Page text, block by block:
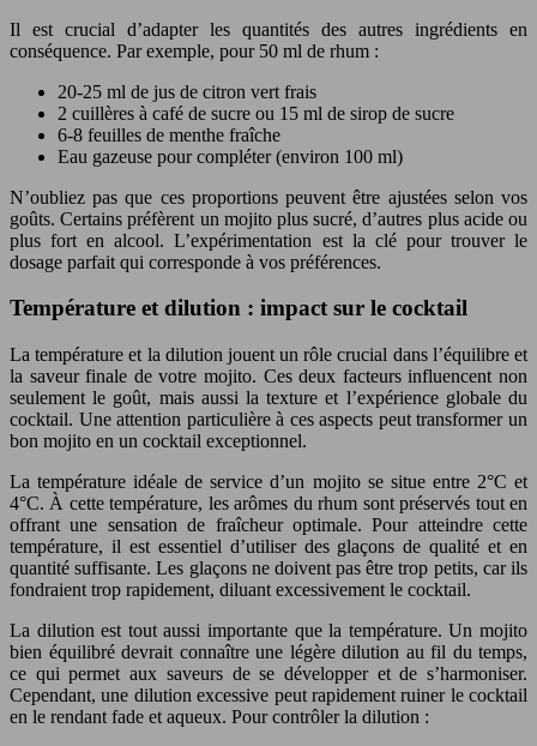
Il est crucial d’adapter les quantités des autres ingrédients en
conséquence. Par exemple, pour 50 ml de rhum :
20-25 ml de jus de citron vert frais
2 cuillères à café de sucre ou 15 ml de sirop de sucre
6-8 feuilles de menthe fraîche
Eau gazeuse pour compléter (environ 100 ml)
N’oubliez pas que ces proportions peuvent être ajustées selon vos
goûts. Certains préfèrent un mojito plus sucré, d’autres plus acide ou
plus fort en alcool. L’expérimentation est la clé pour trouver le
dosage parfait qui corresponde à vos préférences.
Température et dilution : impact sur le cocktail
La température et la dilution jouent un rôle crucial dans l’équilibre et
la saveur finale de votre mojito. Ces deux facteurs influencent non
seulement le goût, mais aussi la texture et l’expérience globale du
cocktail. Une attention particulière à ces aspects peut transformer un
bon mojito en un cocktail exceptionnel.
La température idéale de service d’un mojito se situe entre 2°C et
4°C. À cette température, les arômes du rhum sont préservés tout en
offrant une sensation de fraîcheur optimale. Pour atteindre cette
température, il est essentiel d’utiliser des glaçons de qualité et en
quantité suffisante. Les glaçons ne doivent pas être trop petits, car ils
fondraient trop rapidement, diluant excessivement le cocktail.
La dilution est tout aussi importante que la température. Un mojito
bien équilibré devrait connaître une légère dilution au fil du temps,
ce qui permet aux saveurs de se développer et de s’harmoniser.
Cependant, une dilution excessive peut rapidement ruiner le cocktail
en le rendant fade et aqueux. Pour contrôler la dilution :